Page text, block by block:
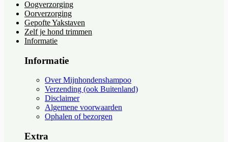
Oogverzorging
Oorverzorging
Gepofte Yakstaven
Zelf je hond trimmen
Informatie
Informatie
Over Mijnhondenshampoo
Verzending (ook Buitenland)
Disclaimer
Algemene voorwaarden
Ophalen of bezorgen
Extra